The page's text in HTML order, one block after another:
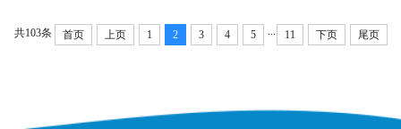
共103条 首页 上页 1 2 3 4 5 ... 11 下页 尾页